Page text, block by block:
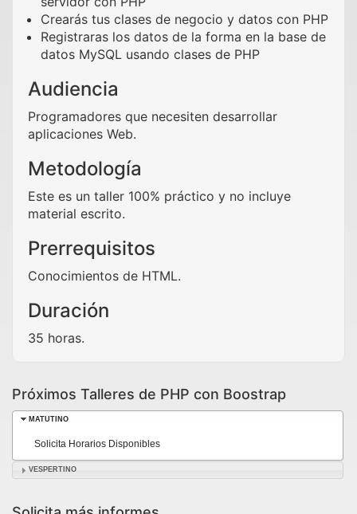
Crearás tus clases de negocio y datos con PHP
Registraras los datos de la forma en la base de
datos MySQL usando clases de PHP
Audiencia
Programadores que necesiten desarrollar
aplicaciones Web.
Metodología
Este es un taller 100% práctico y no incluye
material escrito.
Prerrequisitos
Conocimientos de HTML.
Duración
35 horas.
Próximos Talleres de PHP con Boostrap
MATUTINO
Solicita Horarios Disponibles
VESPERTINO